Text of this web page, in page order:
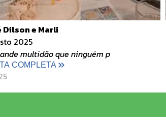
Dilson e Marli
2025
multidão que ninguém p
COMPLETA